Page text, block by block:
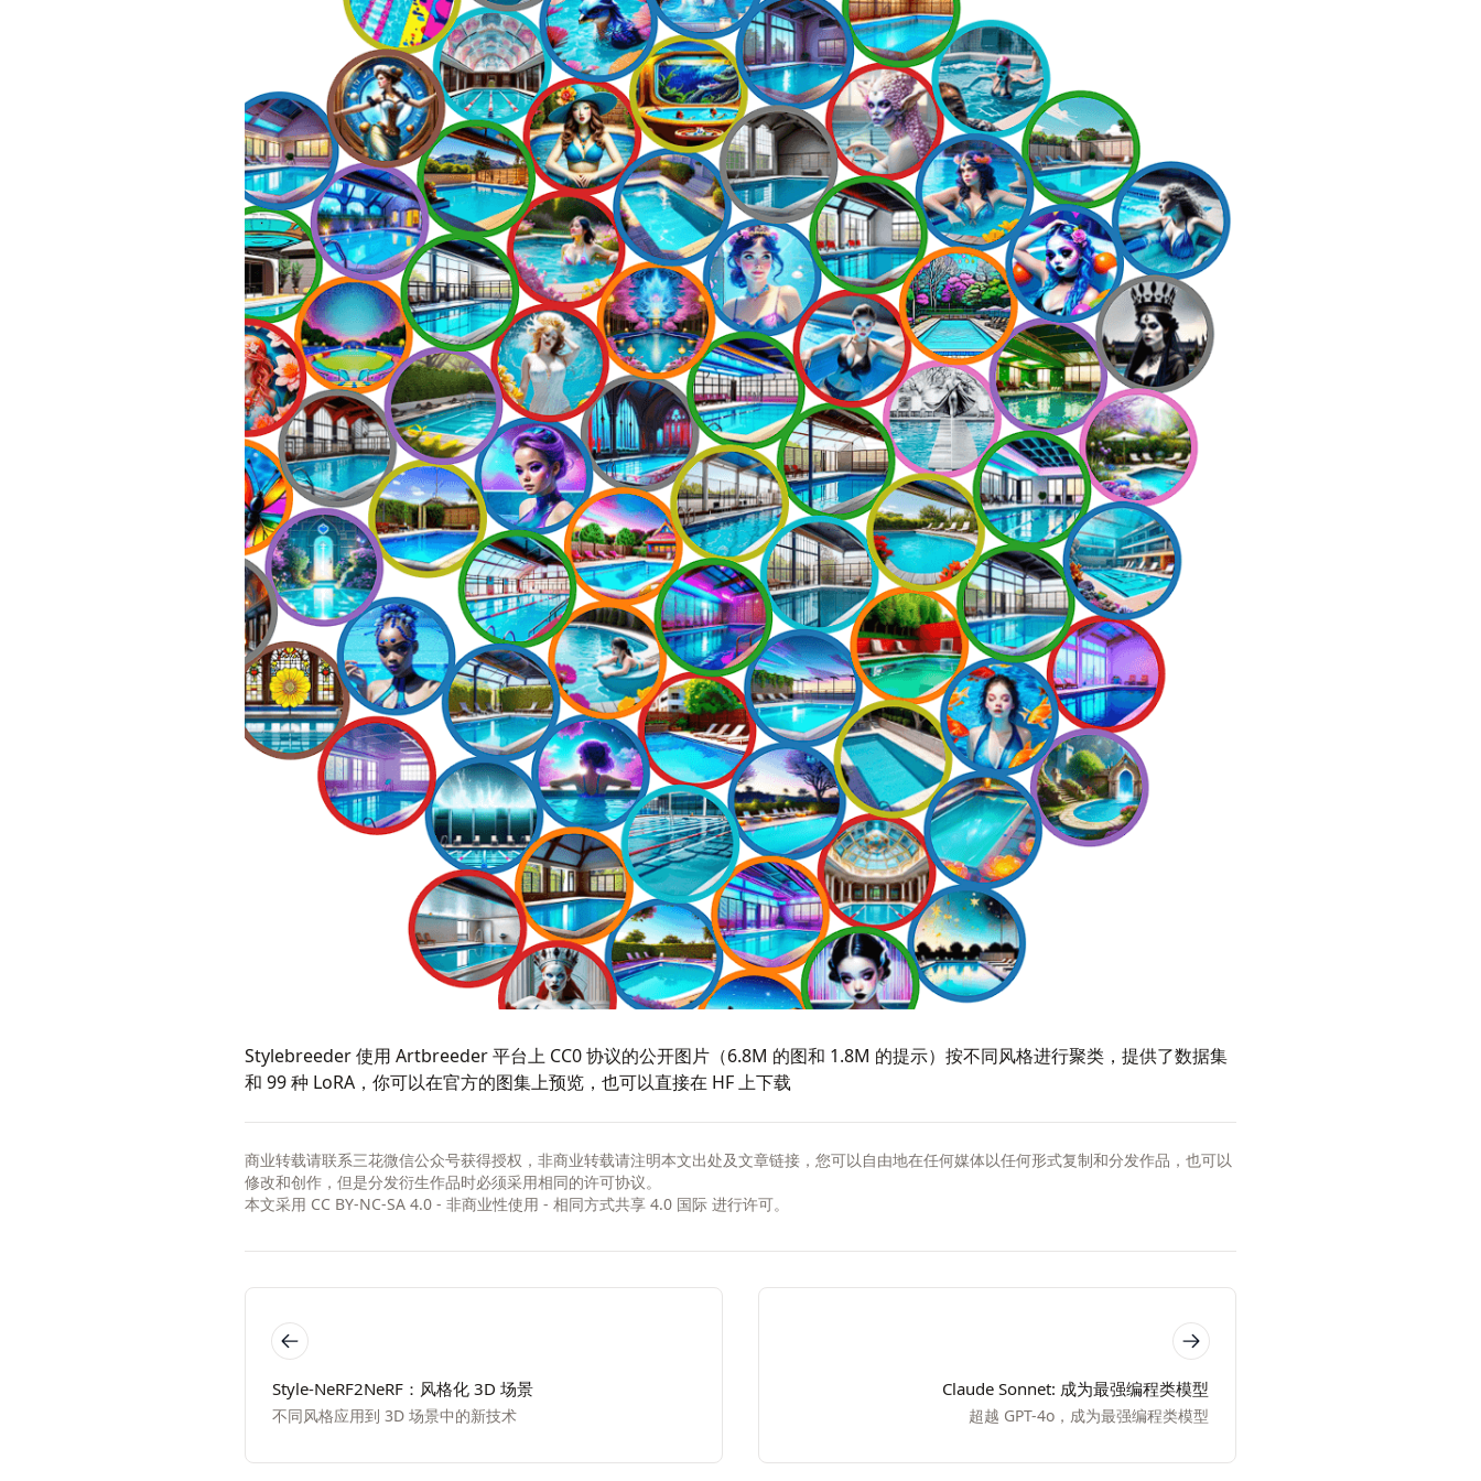
Stylebreeder使用 Artbreeder平台上 CC0 协议的公开图片（6.8M 的图和 1.8M 的提示）按不同风格进行聚类，提供了数据集
和 99 种 LoRA，你可以在官方的图集上预览，也可以直接在 HF 上下载
商业转载请联系三花微信公众号获得授权，非商业转载请注明本文出处及文章链接，您可以自由地在任何媒体以任何形式复制和分发作品，也可以
修改和创作，但是分发衍生作品时必须采用相同的许可协议。
本文采用 CC BY-NC-SA 4.0 - 非商业性使用 - 相同方式共享 4.0 国际进行许可。
Style-NeRF2NeRF：风格化 3D 场景
不同风格应用到 3D 场景中的新技术
Claude Sonnet: 成为最强编程类模型
超越 GPT-4o，成为最强编程类模型